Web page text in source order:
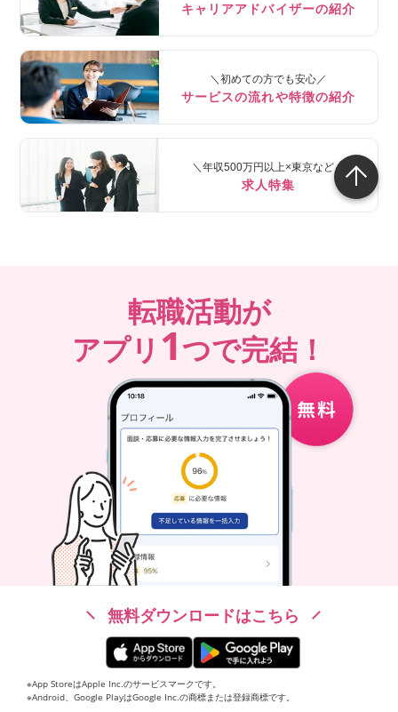
キャリアアドバイザーの紹介
＼初めての方でも安心／
サービスの流れや特徴の紹介
＼年収500万円以上×東京など／
求人特集
転職活動が
アプリ 1つで完結！
無料ダウンロードはこちら
※App StoreはApple Inc.のサービスマークです。
※Android、Google PlayはGoogle Inc.の商標または登録商標です。